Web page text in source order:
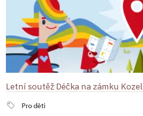
Letní soutěž Déčka na zámku Kozel
Pro děti